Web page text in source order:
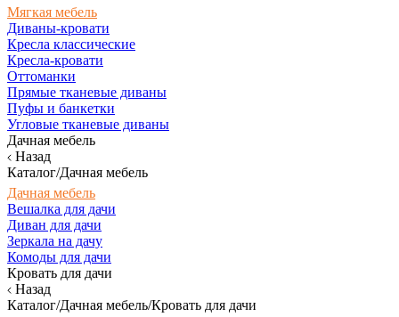
Мягкая мебель
Диваны-кровати
Кресла классические
Кресла-кровати
Оттоманки
Прямые тканевые диваны
Пуфы и банкетки
Угловые тканевые диваны
Дачная мебель
Назад
Каталог/Дачная мебель
Дачная мебель
Вешалка для дачи
Диван для дачи
Зеркала на дачу
Комоды для дачи
Кровать для дачи
Назад
Каталог/Дачная мебель/Кровать для дачи